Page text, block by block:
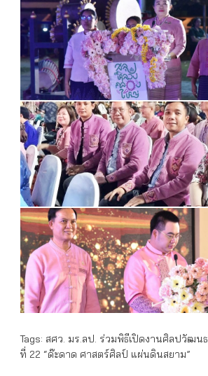
Tags: สศว. มร.ลป. ร่วมพิธีเปิดงานศิลปวัฒน
ที่ 22 “ด๊ะดาด ศาสตร์ศิลป์ แผ่นดินสยาม”